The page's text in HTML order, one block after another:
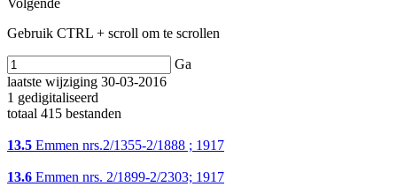
Volgende
Gebruik CTRL + scroll om te scrollen
Ga
laatste wijziging 30-03-2016
1 gedigitaliseerd
totaal 415 bestanden
13.5 Emmen nrs.2/1355-2/1888 ; 1917
13.6 Emmen nrs. 2/1899-2/2303; 1917